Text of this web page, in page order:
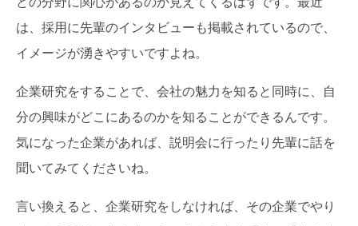
は、採用に先輩のインタビューも掲載されているので、
イメージが湧きやすいですよね。
企業研究をすることで、会社の魅力を知ると同時に、自
分の興味がどこにあるのかを知ることができるんです。
気になった企業があれば、説明会に行ったり先輩に話を
聞いてみてくださいね。
言い換えると、企業研究をしなければ、その企業でやり